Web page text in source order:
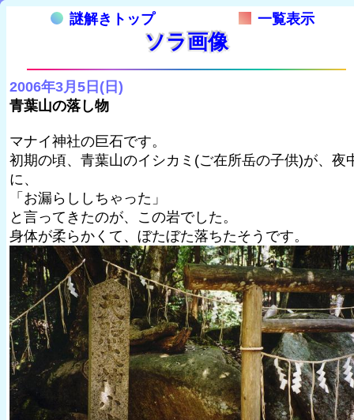
謎解きトップ 一覧表示
ソラ画像
2006年3月5日(日)
青葉山の落し物
マナイ神社の巨石です。
初期の頃、青葉山のイシカミ(ご在所岳の子供)が、夜
に、
「お漏らししちゃった」
と言ってきたのが、この岩でした。
身体が柔らかくて、ぼたぼた落ちたそうです。